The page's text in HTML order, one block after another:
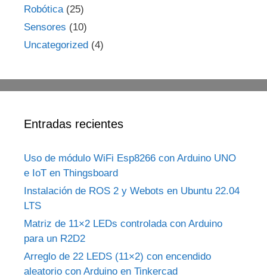
Robótica (25)
Sensores (10)
Uncategorized (4)
Entradas recientes
Uso de módulo WiFi Esp8266 con Arduino UNO
e IoT en Thingsboard
Instalación de ROS 2 y Webots en Ubuntu 22.04
LTS
Matriz de 11×2 LEDs controlada con Arduino
para un R2D2
Arreglo de 22 LEDS (11×2) con encendido
aleatorio con Arduino en Tinkercad